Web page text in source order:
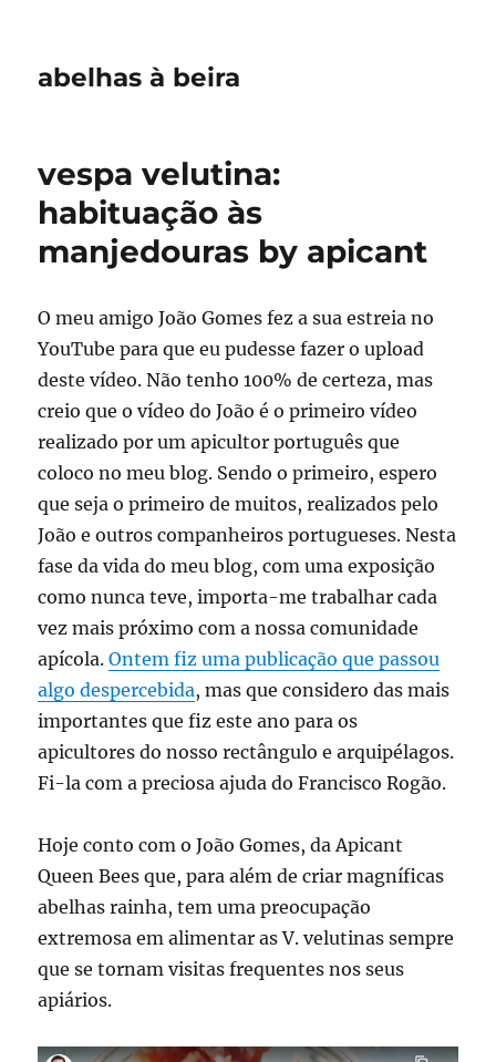
abelhas à beira
vespa velutina:
habituação às
manjedouras by apicant
O meu amigo João Gomes fez a sua estreia no
YouTube para que eu pudesse fazer o upload
deste vídeo. Não tenho 100% de certeza, mas
creio que o vídeo do João é o primeiro vídeo
realizado por um apicultor português que
coloco no meu blog. Sendo o primeiro, espero
que seja o primeiro de muitos, realizados pelo
João e outros companheiros portugueses. Nesta
fase da vida do meu blog, com uma exposição
como nunca teve, importa-me trabalhar cada
vez mais próximo com a nossa comunidade
apícola.Ontem fiz uma publicação que passou
algo despercebida, mas que considero das mais
importantes que fiz este ano para os
apicultores do nosso rectângulo e arquipélagos.
Fi-la com a preciosa ajuda do Francisco Rogão.
Hoje conto com o João Gomes, da Apicant
Queen Bees que, para além de criar magníficas
abelhas rainha, tem uma preocupação
extremosa em alimentar as V. velutinas sempre
que se tornam visitas frequentes nos seus
apiários.